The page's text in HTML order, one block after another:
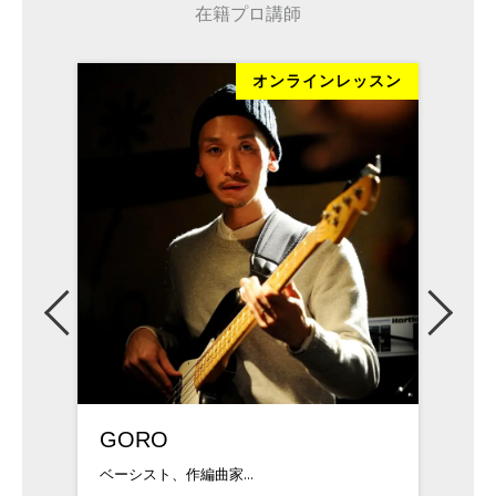
在籍プロ講師
オンラインレッスン
砂川敦
17歳の時にエレキベ...